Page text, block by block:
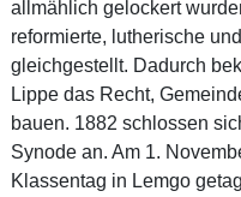
allmählich gelockert
reformierte, lutherische
gleichgestellt. Dadurch
Lippe das Recht,
bauen. 1882 schlossen
Synode an. Am 1.
Klassentag in Lemgo